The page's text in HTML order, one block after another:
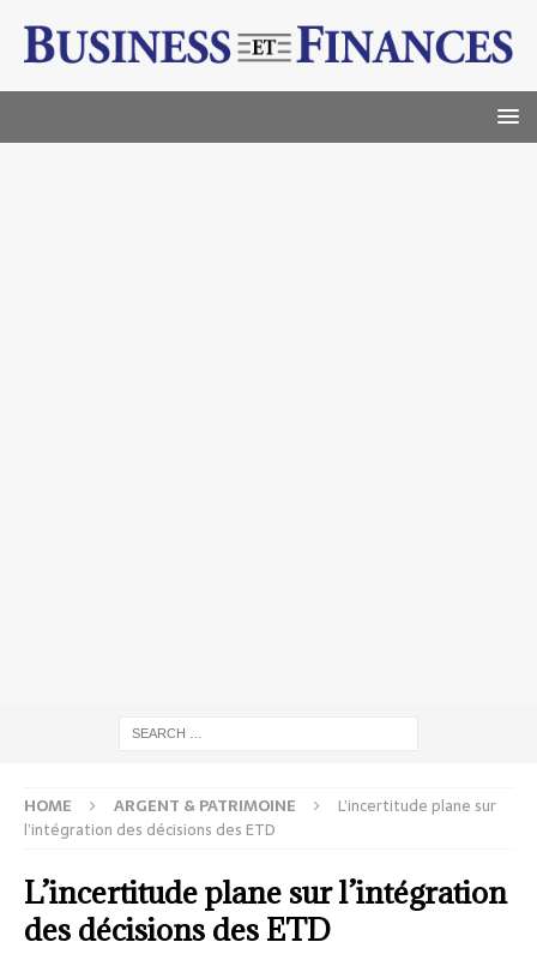
HOME ARGENT & PATRIMOINE
L’incertitude plane sur
l’intégration des décisions des ETD
L’incertitude plane sur l’intégration
des décisions des ETD